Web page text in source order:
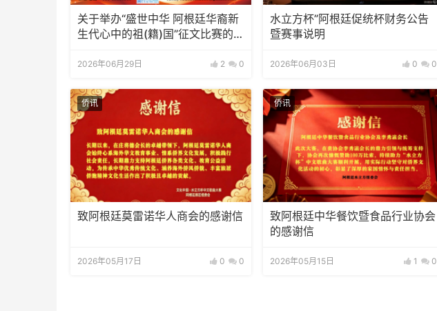
关于举办“盛世中华 阿根廷华裔新
生代心中的祖(籍)国”征文比赛的通
2026年06月29日 2 0
水立方杯”阿根廷促统杯财务公告
暨赛事说明
2026年06月03日 0 0
侨讯
致阿根廷莫雷诺华人商会的感谢信
2026年05月17日 0 0
侨讯
致阿根廷中华餐饮暨食品行业协会
的感谢信
2026年05月15日 1 0